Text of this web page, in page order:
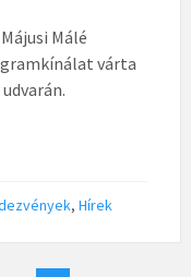
Málé
várta
, Hírek